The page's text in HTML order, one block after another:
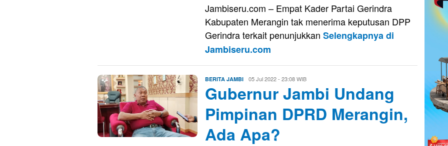
Jambiseru.com – Empat Kader Partai Gerindra
Kabupaten Merangin tak menerima keputusan DPP
Gerindra terkait penunjukkan Selengkapnya di
Jambiseru.com
BERITA JAMBI Evo
05 Jul 2022 - 23:08 WIB
Gubernur Jambi Undang
Pimpinan DPRD Merangin,
Ada Apa?